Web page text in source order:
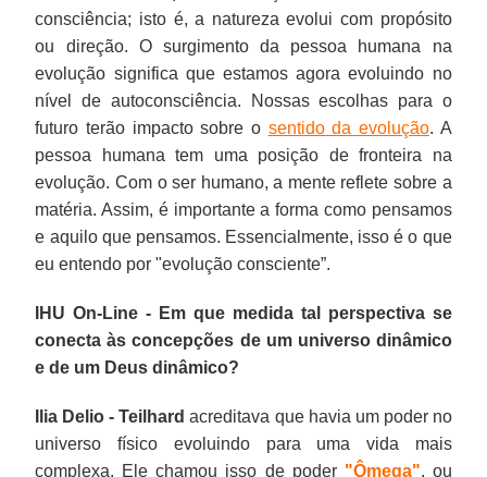
consciência; isto é, a natureza evolui com propósito
ou direção. O surgimento da pessoa humana na
evolução significa que estamos agora evoluindo no
nível de autoconsciência. Nossas escolhas para o
futuro terão impacto sobre o sentido da evolução. A
pessoa humana tem uma posição de fronteira na
evolução. Com o ser humano, a mente reflete sobre a
matéria. Assim, é importante a forma como pensamos
e aquilo que pensamos. Essencialmente, isso é o que
eu entendo por "evolução consciente”.
IHU On-Line - Em que medida tal perspectiva se
conecta às concepções de um universo dinâmico
e de um Deus dinâmico?
Ilia Delio - Teilhard acreditava que havia um poder no
universo físico evoluindo para uma vida mais
complexa. Ele chamou isso de poder "Ômega", ou